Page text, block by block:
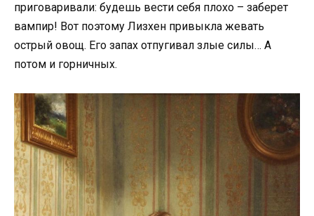
приговаривали: будешь вести себя плохо – заберет
вампир! Вот поэтому Лизхен привыкла жевать
острый овощ. Его запах отпугивал злые силы… А
потом и горничных.